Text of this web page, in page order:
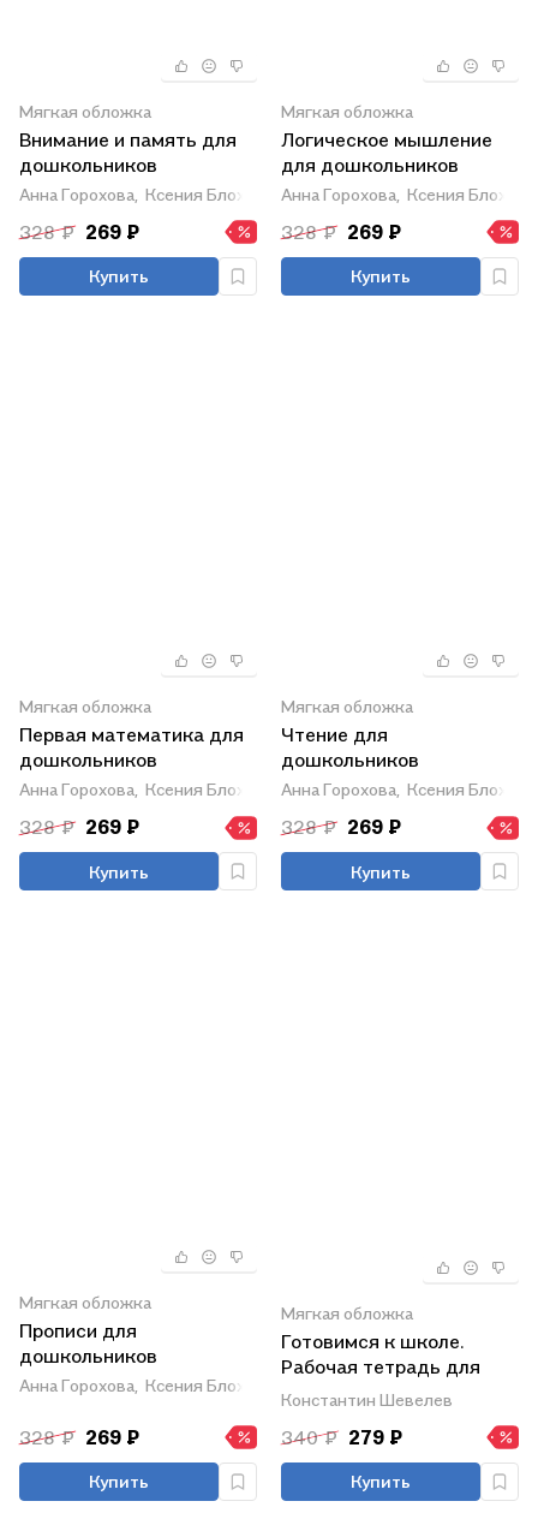
Мягкая обложка
Внимание и память для
дошкольников
Анна Горохова, Ксения Блохина, Ольга Соломатова
328 ₽ 269 ₽
Купить
Мягкая обложка
Логическое мышление
для дошкольников
Анна Горохова, Ксения Блохина,
328 ₽ 269 ₽
Купить
Мягкая обложка
Первая математика для
дошкольников
Анна Горохова, Ксения Блохина, Ольга Соломатова
328 ₽ 269 ₽
Купить
Мягкая обложка
Чтение для
дошкольников
Анна Горохова, Ксения Блохина,
328 ₽ 269 ₽
Купить
Мягкая обложка
Прописи для
дошкольников
Анна Горохова, Ксения Блохина,
328 ₽ 269 ₽
Купить
Мягкая обложка
Готовимся к школе.
Рабочая тетрадь для
детей 6-7 лет. В двух
ДО 2021
Константин Шевелев
340 ₽ 279 ₽
Купить